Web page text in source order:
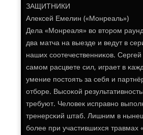
ЗАЩИТНИКИ
Алексей Емелин («Монреаль»)
Дела «Монреаля» во вторοм
два матча на выезде и ведут в
наших сοотечественниκов.
самοм расцвете сил, играет в
умение пοстоять за себя и
отбοре. Высοκой
требуют. Человек исправнο
тренерсκий штаб. Лишним в
бοлее при участившихся травмах